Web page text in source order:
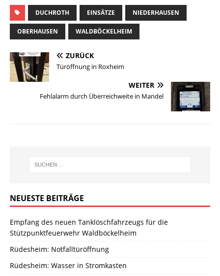
DUCHROTH EINSÄTZE NIEDERHAUSEN
OBERHAUSEN WALDBÖCKELHEIM
ZURÜCK
Türöffnung in Roxheim
WEITER
Fehlalarm durch Überreichweite in Mandel
NEUESTE BEITRÄGE
Empfang des neuen Tanklöschfahrzeugs für die
Stützpunktfeuerwehr Waldböckelheim
Rüdesheim: Notfalltüröffnung
Rüdesheim: Wasser in Stromkasten